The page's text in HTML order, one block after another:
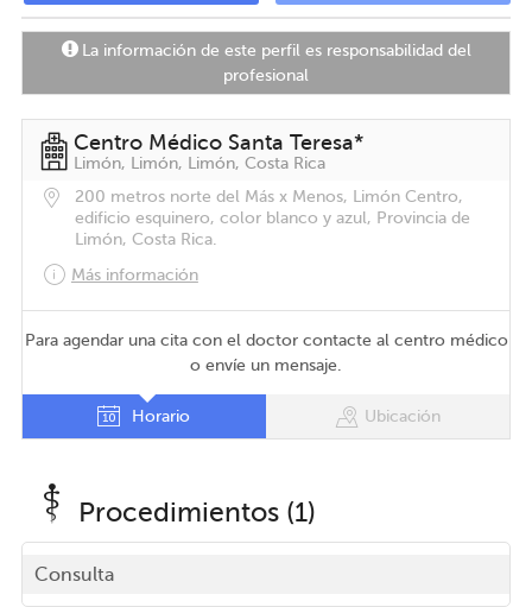
La información de este perfil es responsabilidad del
profesional
Centro Médico Santa Teresa*
Limón, Limón, Limón, Costa Rica
200 metros norte del Más x Menos, Limón Centro,
edificio esquinero, color blanco y azul, Provincia de
Limón, Costa Rica.
Más información
Para agendar una cita con el doctor contacte al centro médico
o envíe un mensaje.
Horario Ubicación
Procedimientos (1)
Consulta